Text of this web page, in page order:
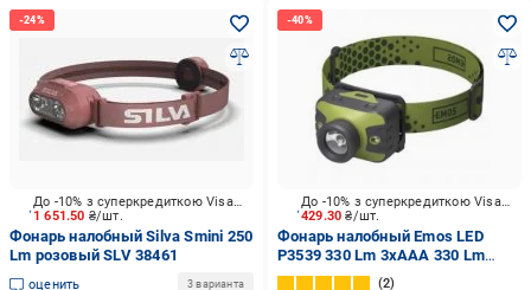
1 651.50 ₴/шт.
До -10% з суперкредиткою Visa Вигода
Фонарь налобный Silva Smini 250
Lm розовый SLV 38461
оценить 3 варианта
429.30₴/шт.
До -10% з суперкредиткою Visa Вигода
Фонарь налобный Emos LED
P3539 330 Lm 3хAAА 330 Lm
зелено-черный P3539
2